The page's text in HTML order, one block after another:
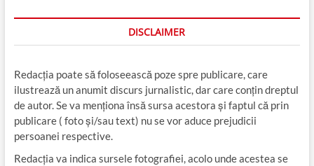
DISCLAIMER
Redacția poate să foloseească poze spre publicare, care
ilustrează un anumit discurs jurnalistic, dar care conțin dreptul
de autor. Se va menționa însă sursa acestora și faptul că prin
publicare ( foto și/sau text) nu se vor aduce prejudicii
persoanei respective.
Redacția va indica sursele fotografiei, acolo unde acestea se